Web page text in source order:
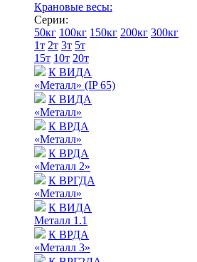
Крановые весы:
Серии:
50кг 100кг 150кг 200кг 300кг
1т 2т 3т 5т
15т 10т 20т
К ВИДА
«Металл» (IP 65)
К ВИДА
«Металл»
К ВРДА
«Металл»
К ВРДА
«Металл 2»
К ВРГДА
«Металл»
К ВИДА
Металл 1.1
К ВРДА
«Металл 3»